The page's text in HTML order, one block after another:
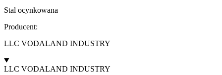
Stal ocynkowana
Producent:
LLC VODALAND INDUSTRY
LLC VODALAND INDUSTRY